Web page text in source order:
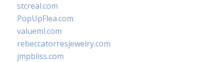
stcreal.com
PopUpFlea.com
valueml.com
rebeccatorresjewelry.com
jmpbliss.com